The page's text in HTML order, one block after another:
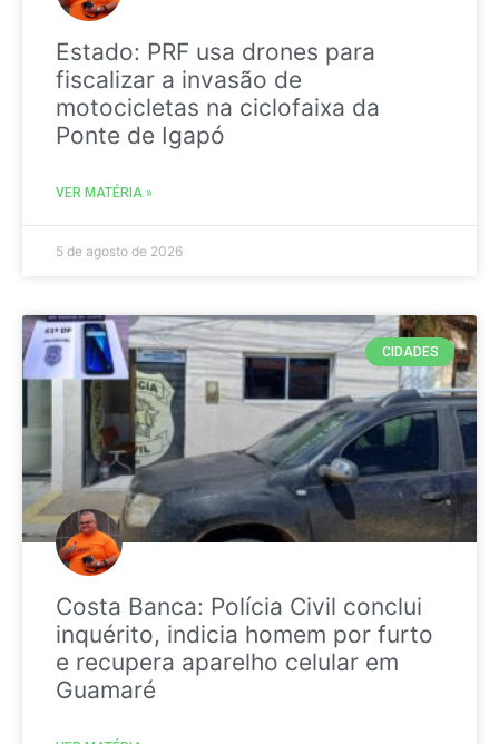
Estado: PRF usa drones para
fiscalizar a invasão de
motocicletas na ciclofaixa da
Ponte de Igapó
VER MATÉRIA »
5 de agosto de 2026
CIDADES
Costa Banca: Polícia Civil conclui
inquérito, indicia homem por furto
e recupera aparelho celular em
Guamaré